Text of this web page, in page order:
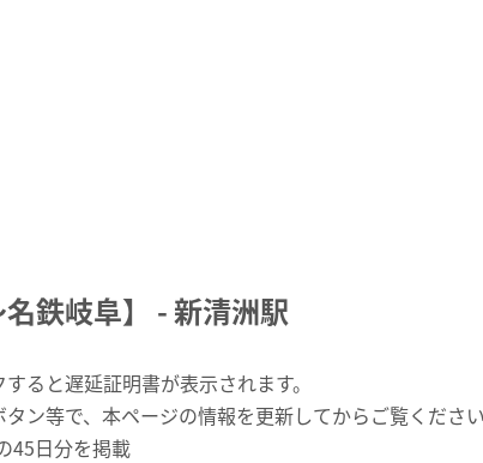
鉄岐阜】 - 新清洲駅
ると遅延証明書が表示されます。
ン等で、本ページの情報を更新してからご覧ください
45日分を掲載